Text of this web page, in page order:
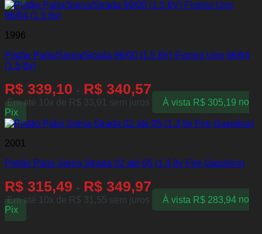
1996
Pistão Palio/Siena/Strada 96/00 (1.5 8V) Fiorino Uno 96/04
(1.5 8v)
R$ 339,10 - R$ 340,57
Em até 10x de R$ 33,91 sem juros À vista R$305,19 no
Pix
2001
Pistão Palio Siena Strada 02 até 05 (1.3 8v Fire Gasolina)
R$ 315,49 - R$ 349,97
Em até 10x de R$ 31,55 sem juros À vista R$283,94 no
Pix